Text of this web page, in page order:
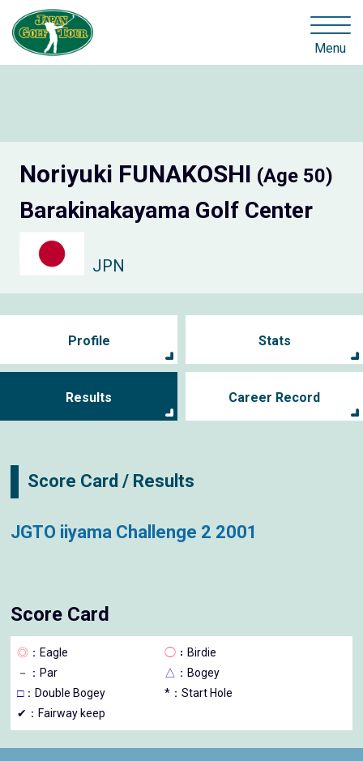
Menu
Noriyuki FUNAKOSHI (Age 50)
Barakinakayama Golf Center
JPN
Profile Stats
Results Career Record
Score Card / Results
JGTO iiyama Challenge 2 2001
Score Card
◎ ：Eagle ◯ ：Birdie
－
：Par △ ：Bogey
□：Double Bogey
*：Start Hole
✔：Fairway keep